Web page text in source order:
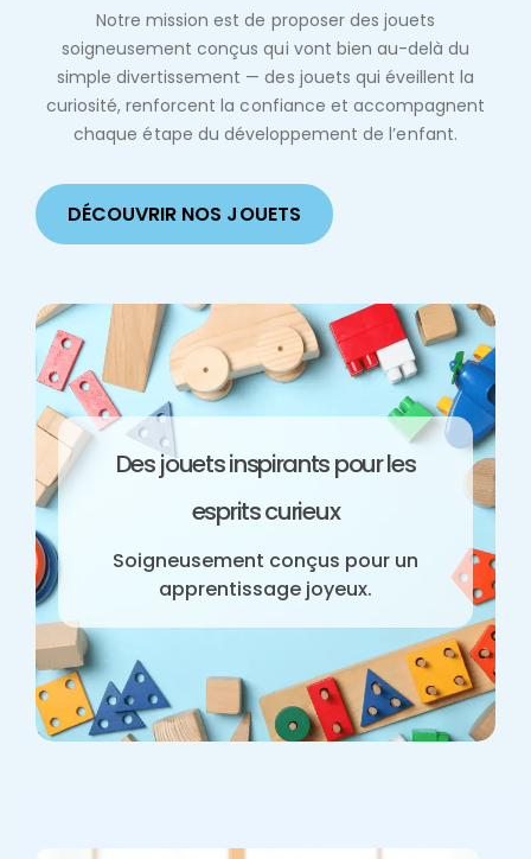
Notre mission est de proposer des jouets
soigneusement conçus qui vont bien au-delà du
simple divertissement — des jouets qui éveillent la
curiosité, renforcent la confiance et accompagnent
chaque étape du développement de l’enfant.
DÉCOUVRIR NOS JOUETS
Des jouets inspirants pour les
esprits curieux
Soigneusement conçus pour un
apprentissage joyeux.